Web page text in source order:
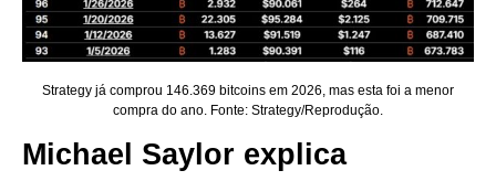
Strategy já comprou 146.369 bitcoins em 2026, mas esta foi a menor
compra do ano. Fonte: Strategy/Reprodução.
Michael Saylor explica